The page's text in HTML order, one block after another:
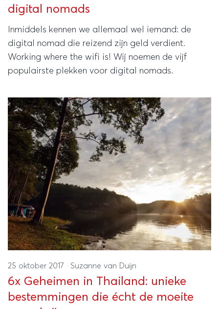
digital nomads
Inmiddels kennen we allemaal wel iemand: de
digital nomad die reizend zijn geld verdient.
Working where the wifi is! Wij noemen de vijf
populairste plekken voor digital nomads.
25 oktober 2017 · Suzanne van Duijn
6x Geheimen in Thailand: unieke
bestemmingen die écht de moeite